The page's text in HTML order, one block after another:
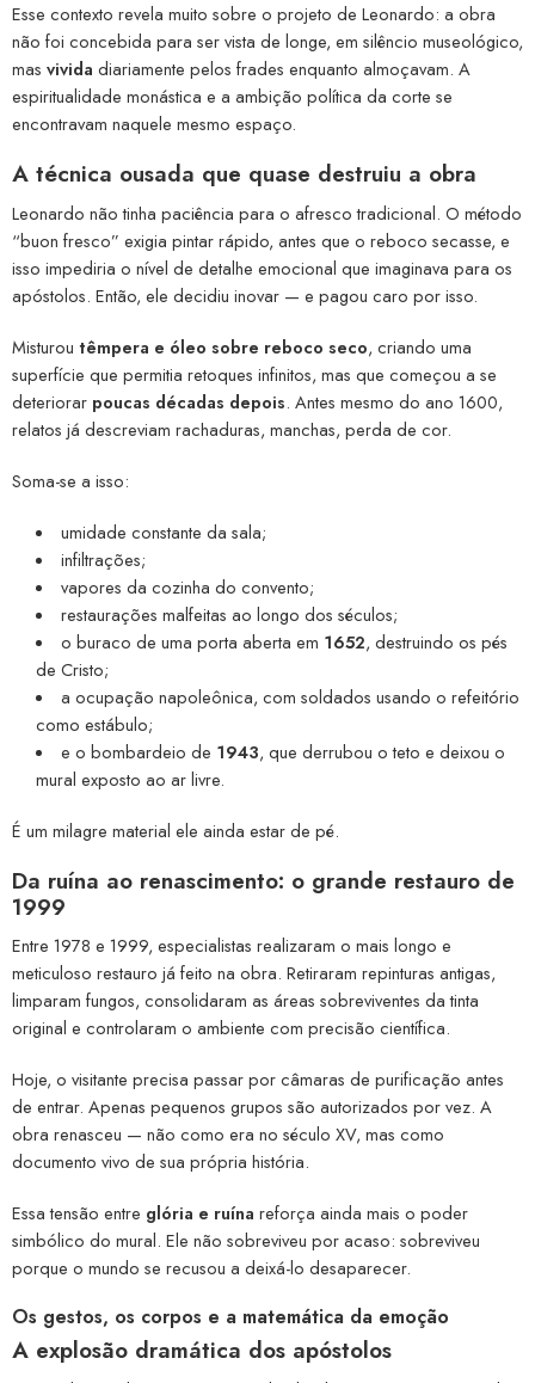
Esse contexto revela muito sobre o projeto de Leonardo: a obra
não foi concebida para ser vista de longe, em silêncio museológico,
mas vivida diariamente pelos frades enquanto almoçavam. A
espiritualidade monástica e a ambição política da corte se
encontravam naquele mesmo espaço.
A técnica ousada que quase destruiu a obra
Leonardo não tinha paciência para o afresco tradicional. O método
“buon fresco” exigia pintar rápido, antes que o reboco secasse, e
isso impediria o nível de detalhe emocional que imaginava para os
apóstolos. Então, ele decidiu inovar — e pagou caro por isso.
Misturou têmpera e óleo sobre reboco seco, criando uma
superfície que permitia retoques infinitos, mas que começou a se
deteriorar poucas décadas depois. Antes mesmo do ano 1600,
relatos já descreviam rachaduras, manchas, perda de cor.
Soma-se a isso:
umidade constante da sala;
infiltrações;
vapores da cozinha do convento;
restaurações malfeitas ao longo dos séculos;
o buraco de uma porta aberta em 1652, destruindo os pés
de Cristo;
a ocupação napoleônica, com soldados usando o refeitório
como estábulo;
e o bombardeio de 1943, que derrubou o teto e deixou o
mural exposto ao ar livre.
É um milagre material ele ainda estar de pé.
Da ruína ao renascimento: o grande restauro de
1999
Entre 1978 e 1999, especialistas realizaram o mais longo e
meticuloso restauro já feito na obra. Retiraram repinturas antigas,
limparam fungos, consolidaram as áreas sobreviventes da tinta
original e controlaram o ambiente com precisão científica.
Hoje, o visitante precisa passar por câmaras de purificação antes
de entrar. Apenas pequenos grupos são autorizados por vez. A
obra renasceu — não como era no século XV, mas como
documento vivo de sua própria história.
Essa tensão entre glória e ruína reforça ainda mais o poder
simbólico do mural. Ele não sobreviveu por acaso: sobreviveu
porque o mundo se recusou a deixá-lo desaparecer.
Os gestos, os corpos e a matemática da emoção
A explosão dramática dos apóstolos